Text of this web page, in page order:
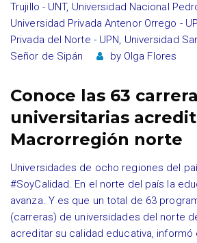
Trujillo - UNT, Universidad Nacional
Universidad Privada Antenor Orrego -
Privada del Norte - UPN, Universidad
Señor de Sipán
by Olga Flores
Conoce las 63
universitarias
Macrorregión norte
Universidades de ocho regiones del
#SoyCalidad. En el norte del país la
avanza. Y es que un total de 63
(carreras) de universidades del norte
acreditar su calidad educativa, informó